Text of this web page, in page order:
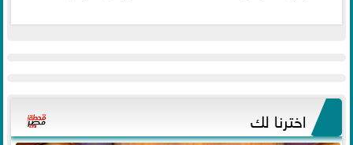
اخترنا لك